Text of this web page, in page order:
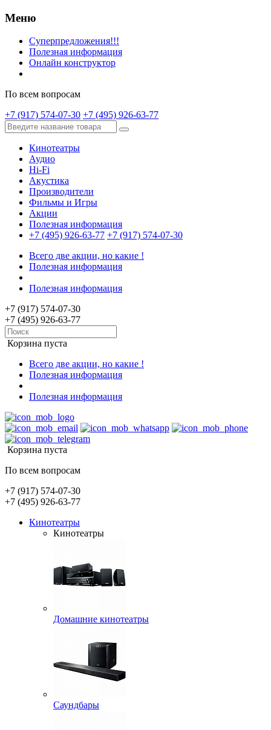
Меню
Суперпредложения!!!
Полезная информация
Онлайн конструктор
По всем вопросам
+7 (917) 574-07-30 +7 (495) 926-63-77
Кинотеатры
Аудио
Hi-Fi
Акустика
Производители
Фильмы и Игры
Акции
Полезная информация
+7 (495) 926-63-77 +7 (917) 574-07-30
Всего две акции, но какие !
Полезная информация
Полезная информация
+7 (917) 574-07-30
+7 (495) 926-63-77
Корзина пуста
Всего две акции, но какие !
Полезная информация
Полезная информация
Корзина пуста
По всем вопросам
+7 (917) 574-07-30
+7 (495) 926-63-77
Кинотеатры
Кинотеатры
Домашние кинотеатры
Саундбары